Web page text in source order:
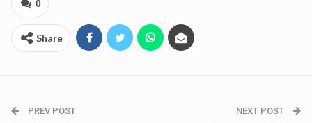
0
Share
PREV POST NEXT POST